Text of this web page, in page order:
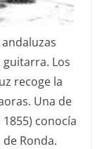
Los
recoge la
Una de
conocía
Ronda.